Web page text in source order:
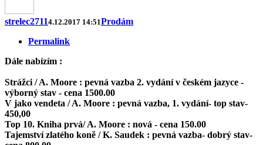
strelec27114.12.2017 14:51Prodám
Permalink
Dále nabízím :
Strážci / A. Moore : pevná vazba 2. vydání v českém jazyce -
výborný stav - cena 1500.00
V jako vendeta / A. Moore : pevná vazba, 1. vydání- top stav-
450,00
Top 10. Kniha prvá/ A. Moore : nová - cena 150.00
Tajemství zlatého koně / K. Saudek : pevná vazba- dobrý stav-